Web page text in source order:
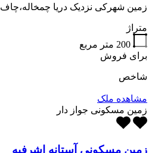
زمین شهرکی نزدیک دریا چمخاله،چاف
متراژ
200 متر مربع
برای فروش
شاخص
مشاهده ملک
زمین مسکونی جواز دار
زمین مسکونی آستانه اشرفیه